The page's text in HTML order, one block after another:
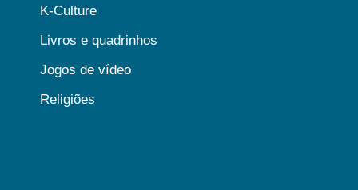
K-Culture
Livros e quadrinhos
Jogos de vídeo
Religiões